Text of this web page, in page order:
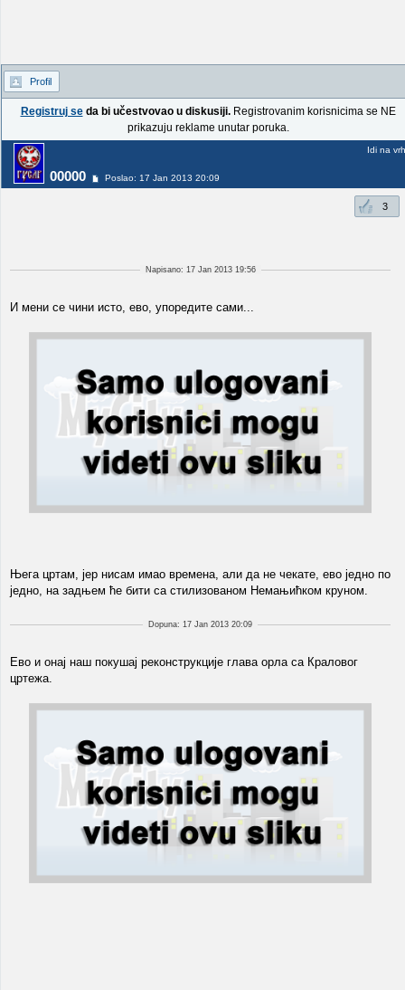
Profil
Registruj seda bi učestvovao u diskusiji.Registrovanim korisnicima se NE
prikazuju reklame unutar poruka.
00000 Poslao: 17 Jan 2013 20:09
Idi na vrh
3
Napisano: 17 Jan 2013 19:56
И мени се чини исто, ево, упоредите сами...
Њега цртам, јер нисам имао времена, али да не чекате, ево једно по
једно, на задњем ће бити са стилизованом Немањићком круном.
Dopuna: 17 Jan 2013 20:09
Ево и онај наш покушај реконструкције глава орла са Краловог
цртежа.